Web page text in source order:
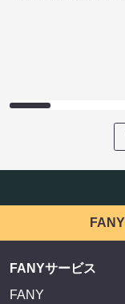
FANYサービス
FANY